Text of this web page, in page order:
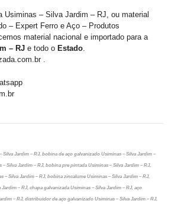
Usiminas – Silva Jardim – RJ, ou material
– Expert Ferro e Aço – Produtos
material nacional e importado para a
– RJ e todo o Estado.
.
Silva Jardim – RJ, bobina de aço galvanizado Usiminas – Silva Jardim –
– Silva Jardim – RJ, bobina pre pintada Usiminas – Silva Jardim – RJ,
– Silva Jardim – RJ, bobina zincalume Usiminas – Silva Jardim – RJ,
– RJ, chapa galvanizada Usiminas – Silva Jardim – RJ, aço
– RJ, distribuidor de aço galvanizado Usiminas – Silva Jardim – RJ,